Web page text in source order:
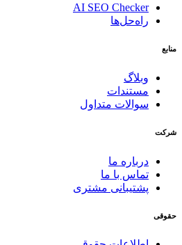
AI SEO Checker
راه‌حل‌ها
منابع
وبلاگ
مستندات
سوالات متداول
شرکت
درباره ما
تماس با ما
پشتیبانی مشتری
حقوقی